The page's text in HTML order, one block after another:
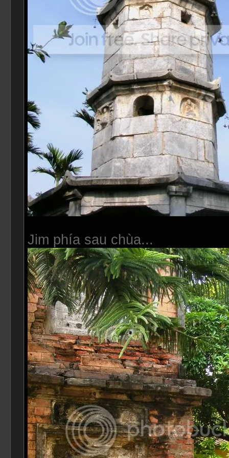
Jim phía sau chùa...